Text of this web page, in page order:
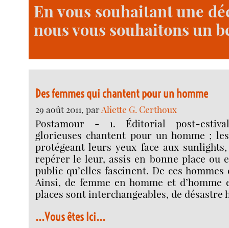
En vous souhaitant une
nous vous souhaitons un
Des femmes qui chantent pour un homme
29 août 2011, parAliette G. Certhoux
Postamour - 1. Éditorial post-
glorieuses chantent pour un homme ;
protégeant leurs yeux face aux
repérer le leur, assis en bonne place ou
public qu’elles fascinent. De ces
Ainsi, de femme en homme et d’homme
places sont interchangeables, de désastre
...Vous êtes Ici...